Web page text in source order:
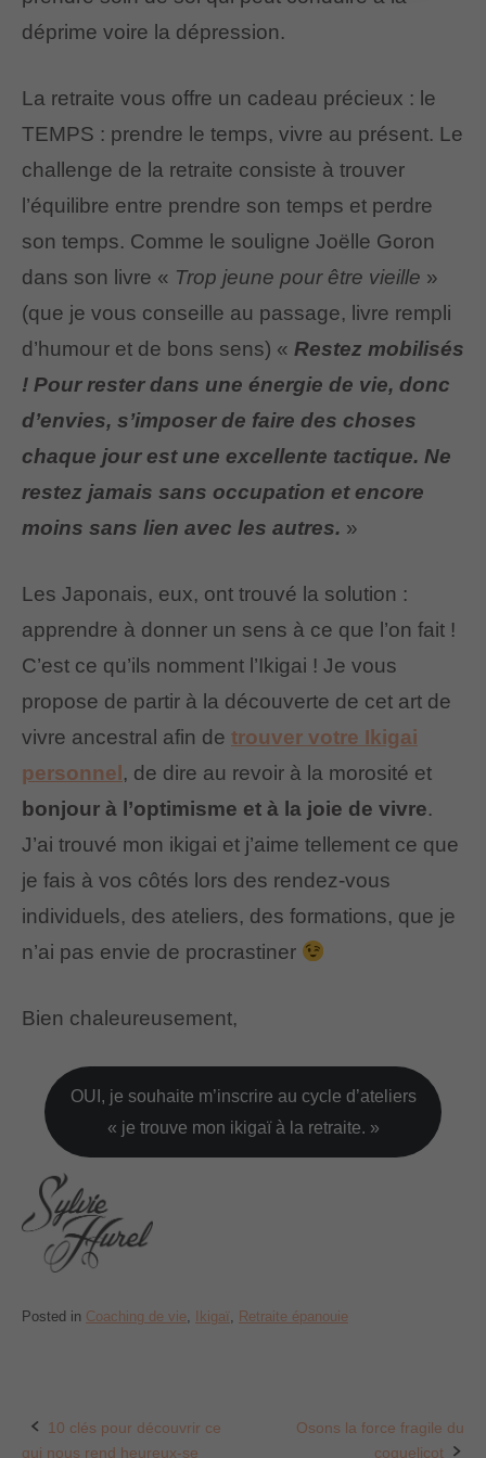
déprime voire la dépression.
La retraite vous offre un cadeau précieux : le
TEMPS : prendre le temps, vivre au présent. Le
challenge de la retraite consiste à trouver
l’équilibre entre prendre son temps et perdre
son temps. Comme le souligne Joëlle Goron
dans son livre « Trop jeune pour être vieille »
(que je vous conseille au passage, livre rempli
d’humour et de bons sens) « Restez mobilisés
! Pour rester dans une énergie de vie, donc
d’envies, s’imposer de faire des choses
chaque jour est une excellente tactique. Ne
restez jamais sans occupation et encore
moins sans lien avec les autres. »
Les Japonais, eux, ont trouvé la solution :
apprendre à donner un sens à ce que l’on fait !
C’est ce qu’ils nomment l’Ikigai ! Je vous
propose de partir à la découverte de cet art de
vivre ancestral afin de trouver votre Ikigai
personnel , de dire au revoir à la morosité et
bonjour à l’optimisme et à la joie de vivre.
J’ai trouvé mon ikigai et j’aime tellement ce que
je fais à vos côtés lors des rendez-vous
individuels, des ateliers, des formations, que je
n’ai pas envie de procrastiner
Bien chaleureusement,
OUI, je souhaite m’inscrire au cycle d’ateliers
« je trouve mon ikigaï à la retraite. »
Posted in Coaching de vie Ikigaï Retraite épanouie
Post
10 clés pour découvrir ce
qui nous rend heureux-se
Osons la force fragile du
coquelicot